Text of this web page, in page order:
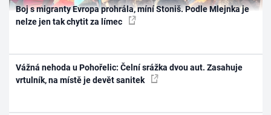
Boj s migranty Evropa prohrála, míní Stoniš. Podle Mlejnka je
nelze jen tak chytit za límec
Vážná nehoda u Pohořelic: Čelní srážka dvou aut. Zasahuje
vrtulník, na místě je devět sanitek